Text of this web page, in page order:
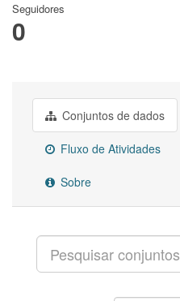
Seguidores
0
Conjuntos de dados
Fluxo de Atividades
Sobre